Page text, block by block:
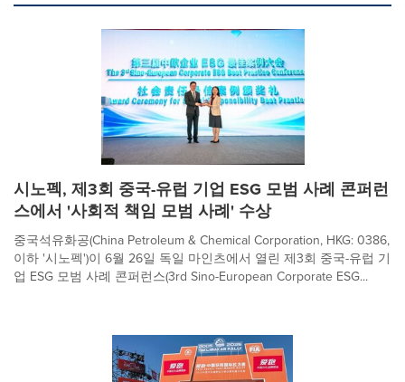
시노펙, 제3회 중국-유럽 기업 ESG 모범 사례 콘퍼런
스에서 '사회적 책임 모범 사례' 수상
중국석유화공(China Petroleum & Chemical Corporation, HKG: 0386,
이하 '시노펙')이 6월 26일 독일 마인츠에서 열린 제3회 중국-유럽 기
업 ESG 모범 사례 콘퍼런스(3rd Sino-European Corporate ESG...